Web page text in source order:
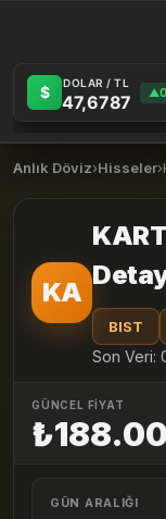
$ DOLAR / TL
47,6787 ▲
Anlık Döviz›Hisseler›
KA
BIST
Son Veri:
GÜNCEL FİYAT
₺188.00
GÜN ARALIĞI